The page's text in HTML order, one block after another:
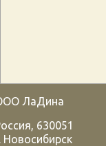
ЛаДина
, 630051
Новосибирск